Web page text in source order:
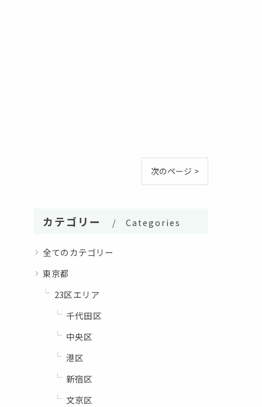
次のページ >
カテゴリー Categories
全てのカテゴリー
東京都
23区エリア
千代田区
中央区
港区
新宿区
文京区